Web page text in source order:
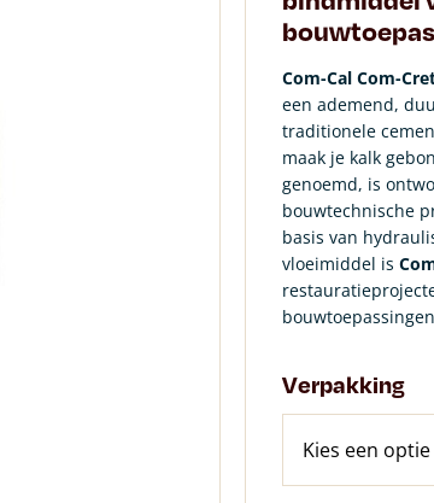
Com-Cal Com-
een ademend,
traditionele
maak je kalk
genoemd, is
bouwtechnische
basis van
vloeimiddel is
Verpakking